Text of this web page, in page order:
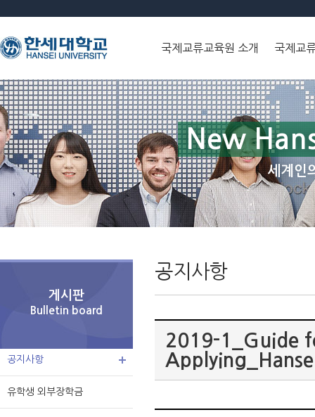
국제교류교육원 소개 국제교
New
세계인
게시판
Bulletin board
공지사항
유학생 외부장학금
공지사항
2019-1_Guide